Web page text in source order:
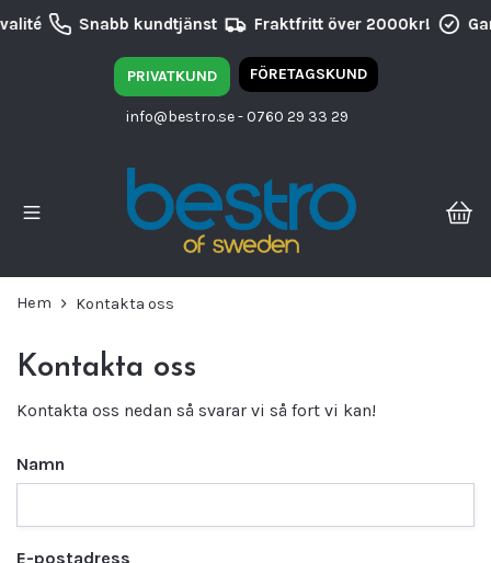
Snabb kundtjänst Fraktfritt över 2000kr!
PRIVATKUND FÖRETAGSKUND
info@bestro.se- 0760 29 33 29
Hem Kontakta oss
Kontakta oss
Kontakta oss nedan så svarar vi så fort vi kan!
Namn
E-postadress